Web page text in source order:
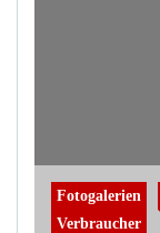
Fotogalerien
Verbraucher